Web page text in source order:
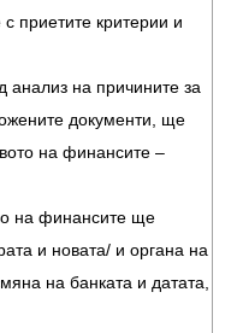
приетите критерии и
на причините за
документи, ще
на финансите –
на финансите ще
и новата/ и органа на
на банката и датата,